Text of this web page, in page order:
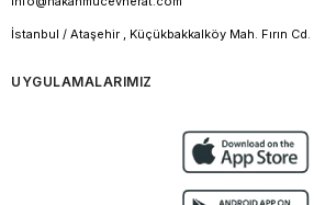
İstanbul / Ataşehir , Küçükbakkalköy Mah. Fırın Cd.
UYGULAMALARIMIZ